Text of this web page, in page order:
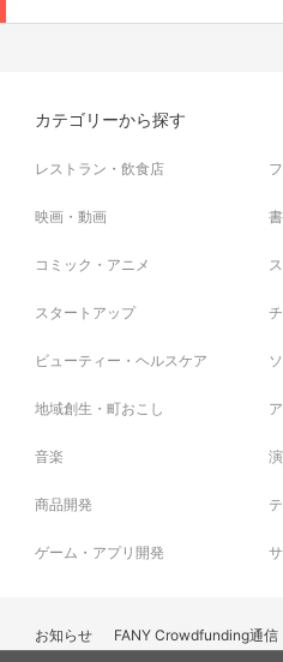
カテゴリーから探す
レストラン・飲食店
映画・動画
コミック・アニメ
スタートアップ
ビューティー・ヘルスケア
地域創生・町おこし
音楽
商品開発
ゲーム・アプリ開発
お知らせ FANY Crowdfunding通信